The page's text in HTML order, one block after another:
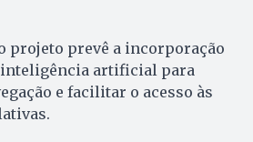
projeto prevê a incorporação
inteligência artificial para
e facilitar o acesso às